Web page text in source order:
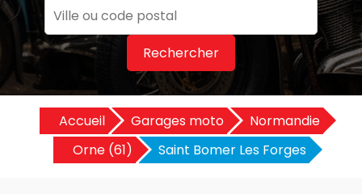
Rechercher
Accueil Garages moto
Normandie
Orne (61)
Saint Bomer Les Forges